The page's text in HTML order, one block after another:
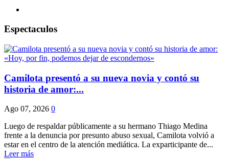
Espectaculos
Camilota presentó a su nueva novia y contó su
historia de amor:...
Ago 07, 2026 0
Luego de respaldar públicamente a su hermano Thiago Medina
frente a la denuncia por presunto abuso sexual, Camilota volvió a
estar en el centro de la atención mediática. La exparticipante de...
Leer más